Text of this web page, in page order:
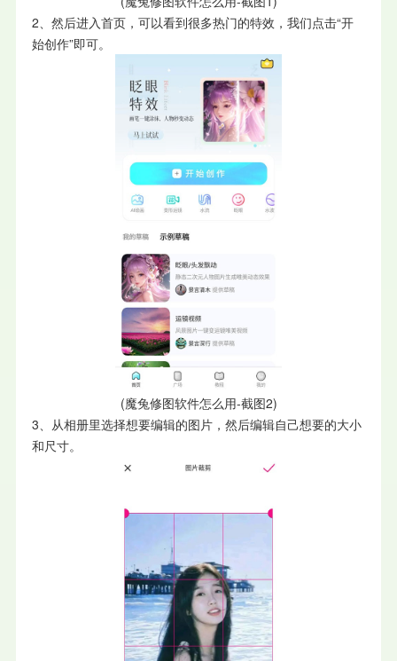
2、然后进入首页，可以看到很多热门的特效，我们点击“开
始创作”即可。
(魔兔修图软件怎么用-截图2)
3、从相册里选择想要编辑的图片，然后编辑自己想要的大小
和尺寸。